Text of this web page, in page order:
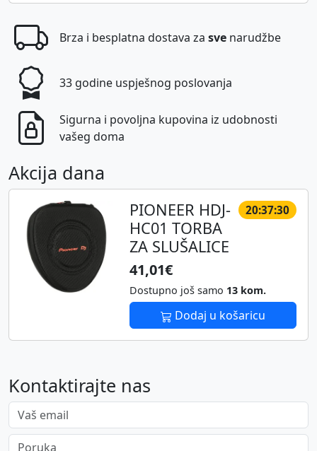
Brza i besplatna dostava za sve narudžbe
33 godine uspješnog poslovanja
Sigurna i povoljna kupovina iz udobnosti
vašeg doma
Akcija dana
20:37:30
PIONEER HDJ-
HC01 TORBA
ZA SLUŠALICE
41,01€
Dostupno još samo 13 kom.
Dodaj u košaricu
Kontaktirajte nas
Vaš email
Poruka